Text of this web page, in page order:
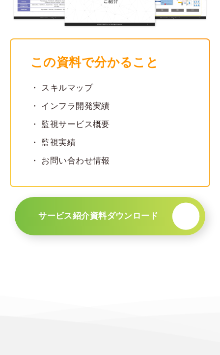
この資料で分かること
スキルマップ
インフラ開発実績
監視サービス概要
監視実績
お問い合わせ情報
サービス紹介資料ダウンロード